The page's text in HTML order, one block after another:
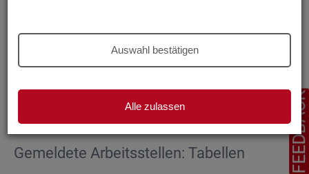
Auswahl bestätigen
Alle zulassen
Ge­mel­de­te Ar­beits­stel­len: Dia­gram­me
Ge­mel­de­te Ar­beits­stel­len: Ta­bel­len FEEDBACK